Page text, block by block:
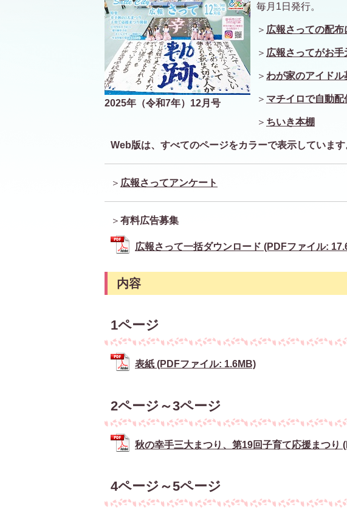
2025年（令和7年）12月号
毎月1日発行。
＞ 広報さっての配布
＞ 広報さってがお
＞ わが家のアイドル
＞ マチイロで自動配
＞ ちいき本棚
Web版は、すべてのページをカラーで表示しています
＞ 広報さってアンケート
＞ 有料広告募集
広報さって一括ダウンロード (PDFファイル:
内容
1ページ
表紙 (PDFファイル: 1.6MB)
2ページ～3ページ
秋の幸手三大まつり、第19回子育て応援まつり
4ページ～5ページ